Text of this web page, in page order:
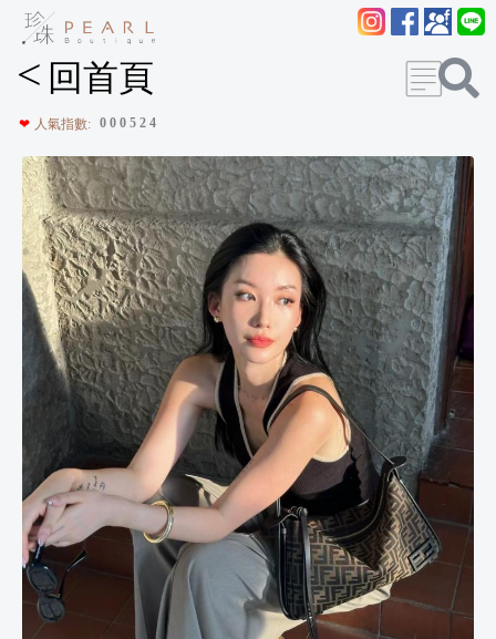
< 回首頁
❤ 人氣指數: 0 0 0 5 2 4